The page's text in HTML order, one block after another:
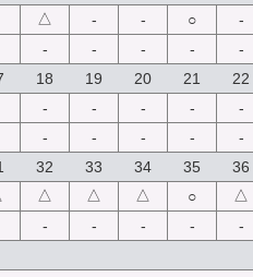
△ - - ○ -
- - - - -
18 19 20 21 22
- - - - -
- - - - -
32 33 34 35 36
△ △ △ ○ △
- - - -
-